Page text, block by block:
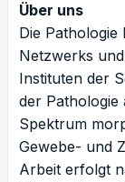
Über uns
Die Pathologie
Netzwerks
Instituten der
der Pathologie
Spektrum
Gewebe- und
Arbeit erfolgt